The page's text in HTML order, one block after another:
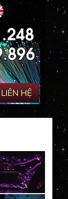
LIÊN HỆ